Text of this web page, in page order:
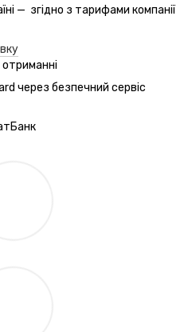
— згідно з тарифами компанії
через безпечний сервic